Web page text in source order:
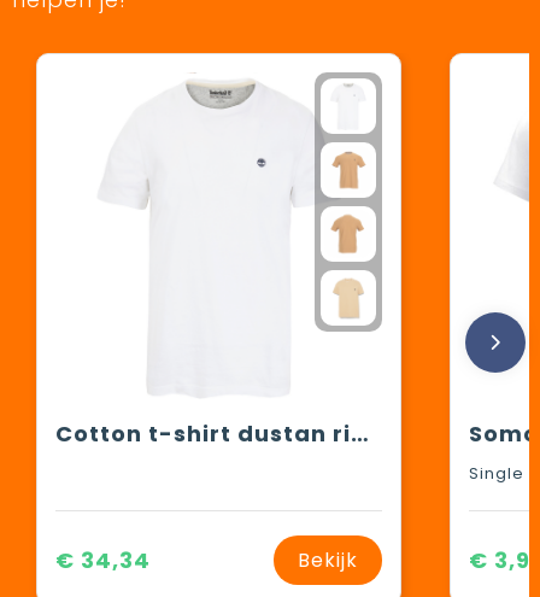
Cotton t-shirt dustan river
€ 34,34 Bekijk €